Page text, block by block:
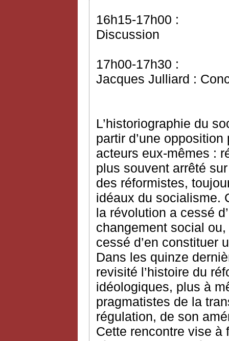
16h15-17h00 :
Discussion
17h00-17h30 :
Jacques Julliard :
L’historiographie du
partir d’une
acteurs eux-mêmes :
plus souvent arrêté
des réformistes,
idéaux du socialisme.
la révolution a cessé
changement social
cessé d’en constituer
Dans les quinze
revisité l’histoire du
idéologiques, plus à
pragmatistes de la
régulation, de son
Cette rencontre vise à